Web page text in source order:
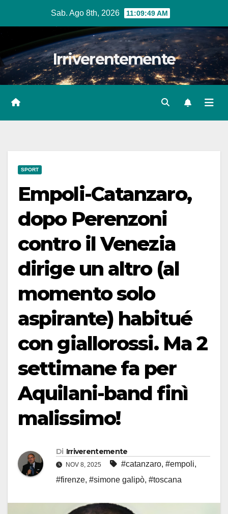
Sab. Ago 8th, 2026 11:09:50 AM
Irriverentemente
SPORT
Empoli-Catanzaro,
dopo Perenzoni
contro il Venezia
dirige un altro (al
momento solo
aspirante) habitué
con giallorossi. Ma 2
settimane fa per
Aquilani-band finì
malissimo!
Di Irriverentemente
NOV 8, 2025 #catanzaro, #empoli,
#firenze, #simone galipò, #toscana